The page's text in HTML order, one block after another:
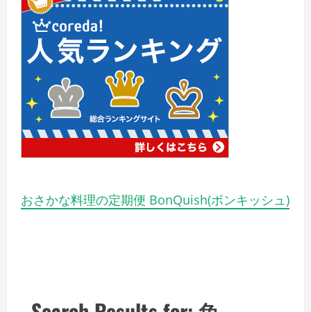
おさかな料理の定期便 BonQuish(ボンキッシュ)